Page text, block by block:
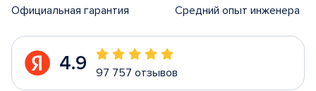
Официальная гарантия Средний опыт инженера
4.9 97 757 отзывов